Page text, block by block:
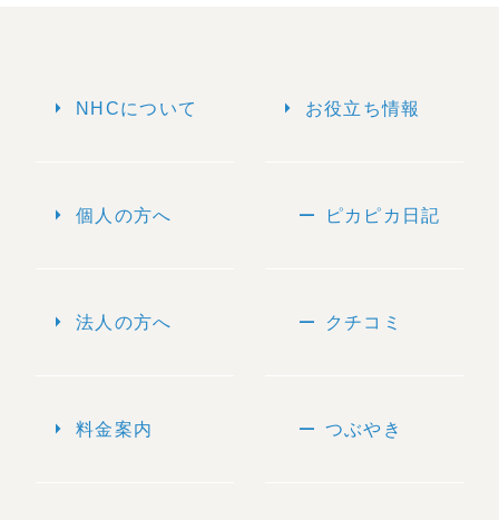
arrow_right NHCについて
arrow_right 個人の方へ
arrow_right 法人の方へ
arrow_right 料金案内
arrow_right お役立ち情報
remove ピカピカ日記
remove クチコミ
remove つぶやき